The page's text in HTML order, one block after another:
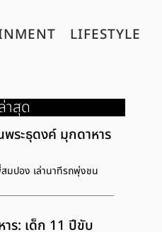
LIFESTYLE
าสุด
ระธุดงค์ มุกดาหาร
มปอง เล่านาทีรถพุ่งชน
ร: เด็ก 11 ปีขับ